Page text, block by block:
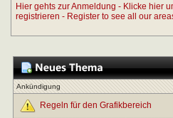
Hier gehts zur Anmeldung - Klicke hier
registrieren - Register to see all our
Ankündigung
Regeln für den Grafikbereich